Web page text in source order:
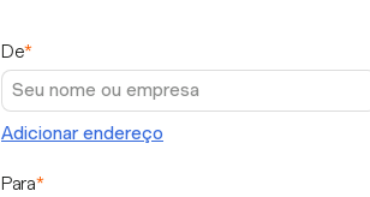
De*
Adicionar endereço
Para*